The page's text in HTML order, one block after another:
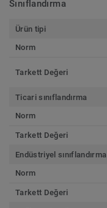
Sınıflandırma
Ürün tipi
Norm
Tarkett Değeri
Ticari sınıflandırma
Norm
Tarkett Değeri
Endüstriyel sınıflandırma
Norm
Tarkett Değeri